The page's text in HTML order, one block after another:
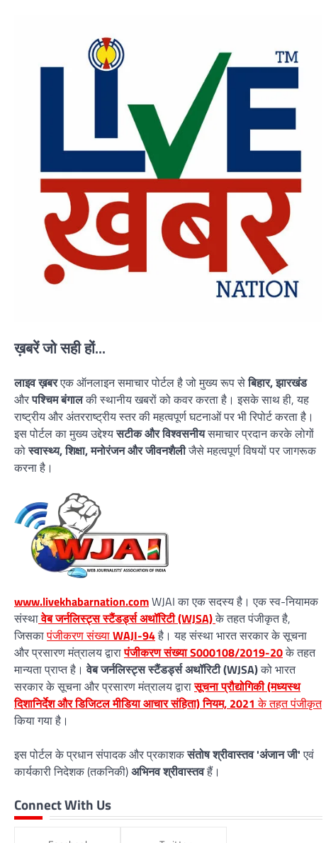
ख़बरें जो सही हों...
लाइव ख़बरएक ऑनलाइन समाचार पोर्टल है जो मुख्य रूप सेबिहार, झारखंड
औरपश्चिम बंगालकी स्थानीय खबरों को कवर करता है। इसके साथ ही, यह
राष्ट्रीय और अंतरराष्ट्रीय स्तर की महत्वपूर्ण घटनाओं पर भी रिपोर्ट करता है।
इस पोर्टल का मुख्य उद्देश्यसटीक और विश्वसनीयसमाचार प्रदान करके लोगों
कोस्वास्थ्य, शिक्षा, मनोरंजन और जीवनशैलीजैसे महत्वपूर्ण विषयों पर जागरूक
करना है।
www.livekhabarnation.comWJAI का एक सदस्य है। एक स्व-नियामक
संस्थावेब जर्नलिस्ट्स स्टैंडर्ड्स अथॉरिटी (WJSA)के तहत पंजीकृत है,
जिसकापंजीकरण संख्याWAJI-94है। यह संस्था भारत सरकार के सूचना
और प्रसारण मंत्रालय द्वारापंजीकरण संख्या S000108/2019-20के तहत
मान्यता प्राप्त है।वेब जर्नलिस्ट्स स्टैंडर्ड्स अथॉरिटी (WJSA)को भारत
सरकार के सूचना और प्रसारण मंत्रालय द्वारासूचना प्रौद्योगिकी (मध्यस्थ
दिशानिर्देश और डिजिटल मीडिया आचार संहिता) नियम, 2021 के तहत पंजीकृत
किया गया है।
इस पोर्टल के प्रधान संपादक और प्रकाशकसंतोष श्रीवास्तव 'अंजान जी'एवं
कार्यकारी निदेशक (तकनिकी)अभिनव श्रीवास्तवहैं।
Connect With Us